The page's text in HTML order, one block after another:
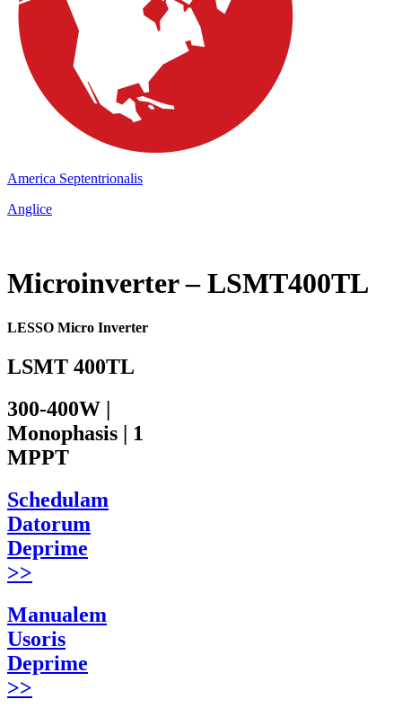
America Septentrionalis
Anglice
Microinverter – LSMT400TL
LESSO Micro Inverter
LSMT 400TL
300-400W |
Monophasis | 1
MPPT
Schedulam
Datorum
Deprime
>>
Manualem
Usoris
Deprime
>>